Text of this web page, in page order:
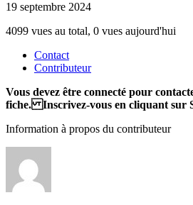
19 septembre 2024
4099 vues au total, 0 vues aujourd'hui
Contact
Contributeur
Vous devez être connecté pour
fiche. Inscrivez-vous en cliquant sur
Information à propos du contributeur